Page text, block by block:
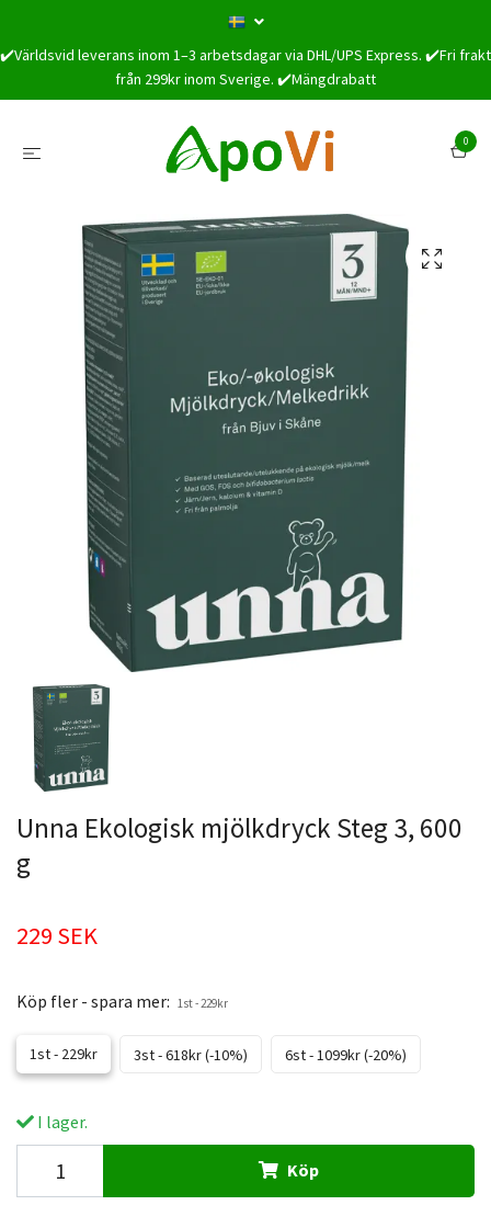
✔️Världsvid leverans inom 1–3 arbetsdagar via DHL/UPS Express. ✔️Fri frakt
från 299kr inom Sverige. ✔️Mängdrabatt
0
Unna Ekologisk mjölkdryck Steg 3, 600
g
229 SEK
Köp fler - spara mer: 1st - 229kr
1st - 229kr 3st - 618kr (-10%) 6st - 1099kr (-20%)
I lager.
Köp